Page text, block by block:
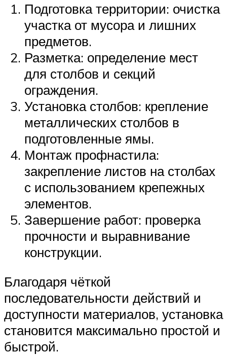
Подготовка территории: очистка
участка от мусора и лишних
предметов.
Разметка: определение мест
для столбов и секций
ограждения.
Установка столбов: крепление
металлических столбов в
подготовленные ямы.
Монтаж профнастила:
закрепление листов на столбах
с использованием крепежных
элементов.
Завершение работ: проверка
прочности и выравнивание
конструкции.
Благодаря чёткой
последовательности действий и
доступности материалов, установка
становится максимально простой и
быстрой.